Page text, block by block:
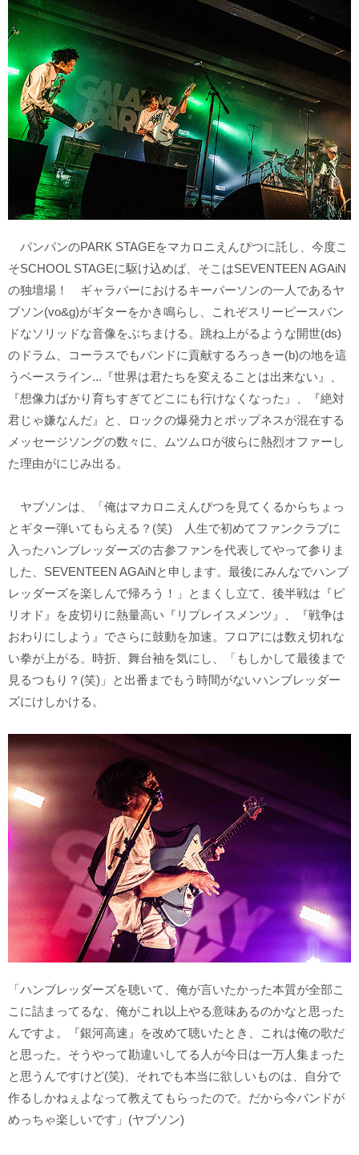
パンパンのPARK STAGEをマカロニえんぴつに託し、今度こ
そSCHOOL STAGEに駆け込めば、そこはSEVENTEEN AGAiN
の独壇場！ ギャラパーにおけるキーパーソンの一人であるヤ
ブソン(vo&g)がギターをかき鳴らし、これぞスリーピースバン
ドなソリッドな音像をぶちまける。跳ね上がるような開世(ds)
のドラム、コーラスでもバンドに貢献するろっきー(b)の地を這
うベースライン...『世界は君たちを変えることは出来ない』、
『想像力ばかり育ちすぎてどこにも行けなくなった』、『絶対
君じゃ嫌なんだ』と、ロックの爆発力とポップネスが混在する
メッセージソングの数々に、ムツムロが彼らに熱烈オファーし
た理由がにじみ出る。
ヤブソンは、「俺はマカロニえんぴつを見てくるからちょっ
とギター弾いてもらえる？(笑) 人生で初めてファンクラブに
入ったハンブレッダーズの古参ファンを代表してやって参りま
した、SEVENTEEN AGAiNと申します。最後にみんなでハンブ
レッダーズを楽しんで帰ろう！」とまくし立て、後半戦は『ピ
リオド』を皮切りに熱量高い『リプレイスメンツ』、『戦争は
おわりにしよう』でさらに鼓動を加速。フロアには数え切れな
い拳が上がる。時折、舞台袖を気にし、「もしかして最後まで
見るつもり？(笑)」と出番までもう時間がないハンブレッダー
ズにけしかける。
「ハンブレッダーズを聴いて、俺が言いたかった本質が全部こ
こに詰まってるな、俺がこれ以上やる意味あるのかなと思った
んですよ。『銀河高速』を改めて聴いたとき、これは俺の歌だ
と思った。そうやって勘違いしてる人が今日は一万人集まった
と思うんですけど(笑)、それでも本当に欲しいものは、自分で
作るしかねぇよなって教えてもらったので。だから今バンドが
めっちゃ楽しいです」(ヤブソン)